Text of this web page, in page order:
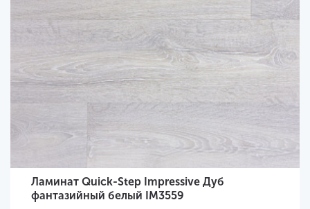
Ламинат Quick-Step Impressive Дуб
фантазийный белый IM3559